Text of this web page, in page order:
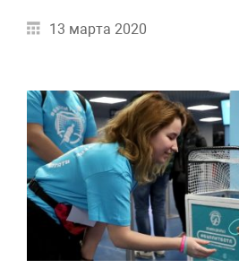
13 марта 2020